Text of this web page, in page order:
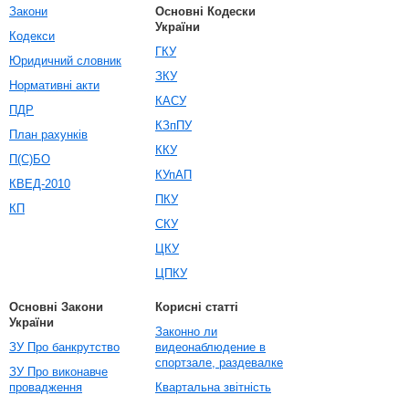
Закони
Кодекси
Юридичний словник
Нормативні акти
ПДР
План рахунків
П(С)БО
КВЕД-2010
КП
Основні Кодески
України
ГКУ
ЗКУ
КАСУ
КЗпПУ
ККУ
КУпАП
ПКУ
СКУ
ЦКУ
ЦПКУ
Основні Закони
України
ЗУ Про банкрутство
ЗУ Про виконавче
провадження
Корисні статті
Законно ли
видеонаблюдение в
спортзале, раздевалке
Квартальна звітність